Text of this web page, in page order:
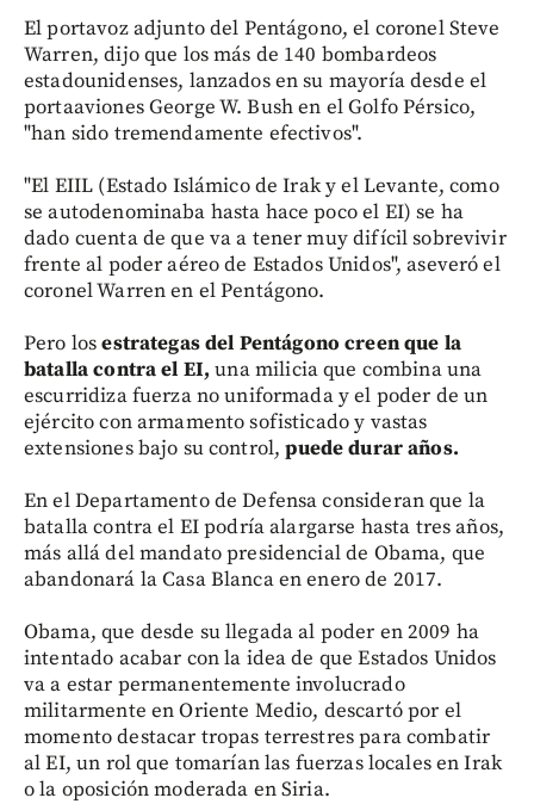
El portavoz adjunto del Pentágono, el coronel Steve
Warren, dijo que los más de 140 bombardeos
estadounidenses, lanzados en su mayoría desde el
portaaviones George W. Bush en el Golfo Pérsico,
"han sido tremendamente efectivos".
"El EIIL (Estado Islámico de Irak y el Levante, como
se autodenominaba hasta hace poco el EI) se ha
dado cuenta de que va a tener muy difícil sobrevivir
frente al poder aéreo de Estados Unidos", aseveró el
coronel Warren en el Pentágono.
Pero losestrategas del Pentágono creen que la
batalla contra el EI, una milicia que combina una
escurridiza fuerza no uniformada y el poder de un
ejército con armamento sofisticado y vastas
extensiones bajo su control,puede durar años.
En el Departamento de Defensa consideran que la
batalla contra el EI podría alargarse hasta tres años,
más allá del mandato presidencial de Obama, que
abandonará la Casa Blanca en enero de 2017.
Obama, que desde su llegada al poder en 2009 ha
intentado acabar con la idea de que Estados Unidos
va a estar permanentemente involucrado
militarmente en Oriente Medio, descartó por el
momento destacar tropas terrestres para combatir
al EI, un rol que tomarían las fuerzas locales en Irak
o la oposición moderada en Siria.